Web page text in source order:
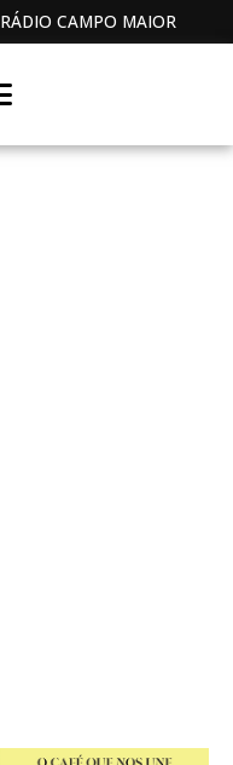
RÁDIO CAMPO MAIOR